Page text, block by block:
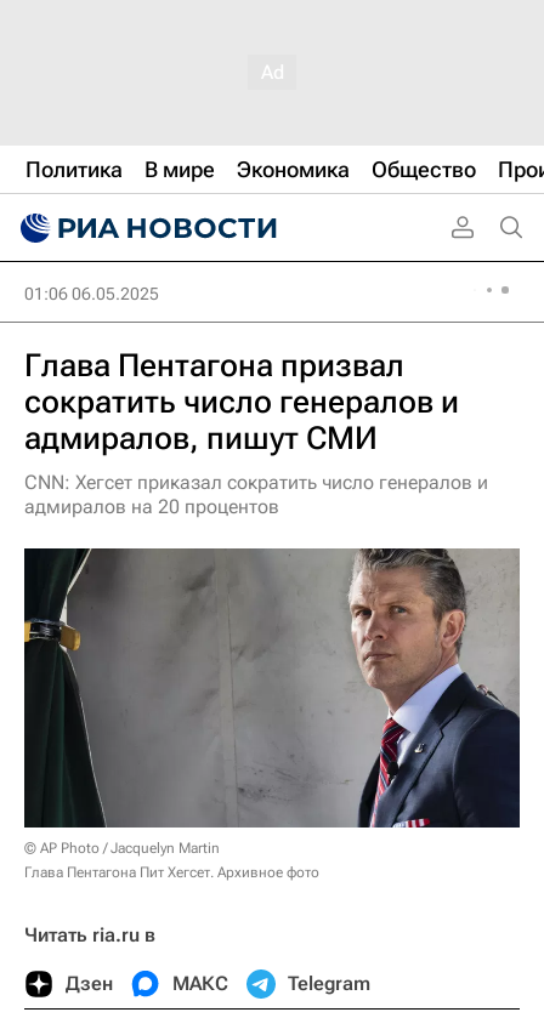
Политика В мире Экономика Общество
01:06 06.05.2025
Глава Пентагона призвал
сократить число генералов и
адмиралов, пишут СМИ
CNN: Хегсет приказал сократить число генералов и
адмиралов на 20 процентов
© AP Photo / Jacquelyn Martin
Глава Пентагона Пит Хегсет. Архивное фото
Читать ria.ru в
Дзен МАКС Telegram